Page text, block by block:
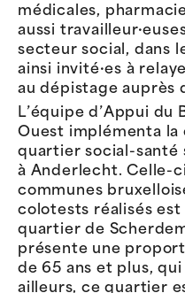
médicales,
aussi
secteur social, dans
ainsi invité·es à
au dépistage auprès
L’équipe d’Appui du
Ouest implémenta la
quartier social-santé
à Anderlecht. Celle-ci
communes
colotests réalisés est
quartier de
présente une
de 65 ans et plus,
ailleurs, ce quartier